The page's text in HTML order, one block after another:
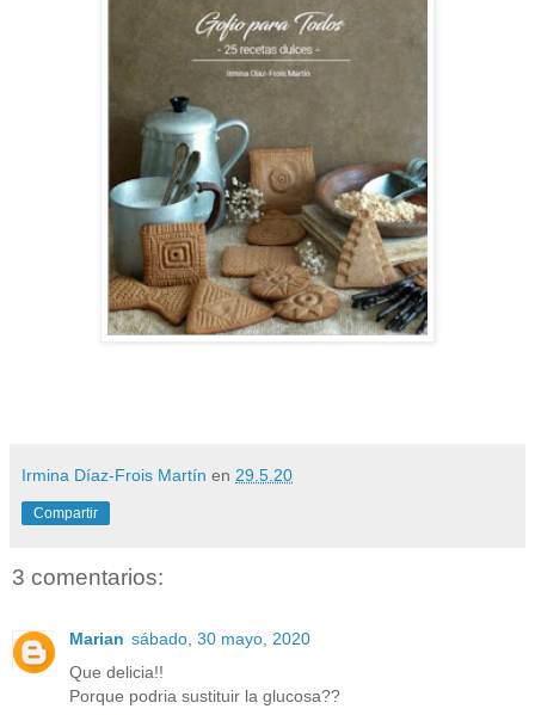
Irmina Díaz-Frois Martín en 29.5.20
Compartir
3 comentarios:
Marian sábado, 30 mayo, 2020
Que delicia!!
Porque podria sustituir la glucosa??